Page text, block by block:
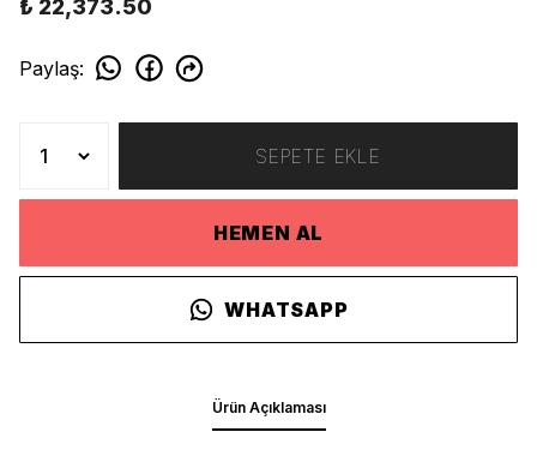
₺ 22,373.50
Paylaş:
SEPETE EKLE
HEMEN AL
WHATSAPP
Ürün Açıklaması